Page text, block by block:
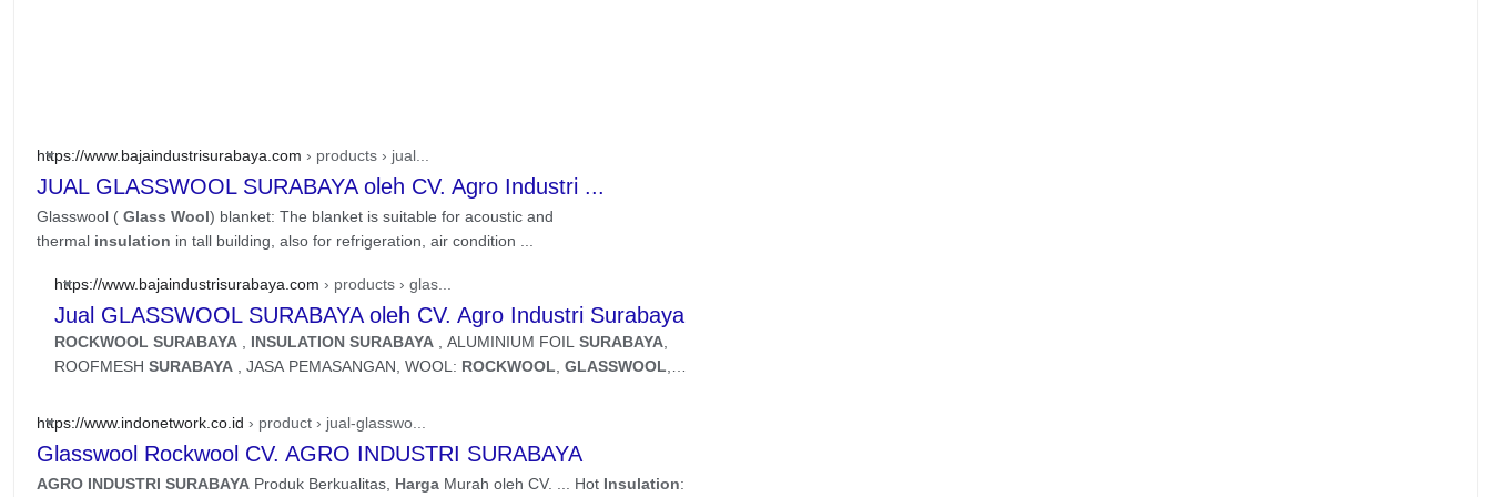
JUAL GLASSWOOL SURABAYA oleh CV. Agro Industri ...
https://www.bajaindustrisurabaya.com › products › jual...
Glasswool ( Glass Wool) blanket: The blanket is suitable for acoustic and
thermal insulation in tall building, also for refrigeration, air condition ...
Jual GLASSWOOL SURABAYA oleh CV. Agro Industri Surabaya
https://www.bajaindustrisurabaya.com › products › glas...
ROCKWOOL SURABAYA INSULATION SURABAYA , ALUMINIUM FOIL SURABAYA
ROOFMESH SURABAYA , JASA PEMASANGAN, WOOL: ROCKWOOL GLASSWOOL
Glasswool Rockwool CV. AGRO INDUSTRI SURABAYA
https://www.indonetwork.co.id › product › jual-glasswo...
AGRO INDUSTRI SURABAYA Produk Berkualitas, Harga Murah oleh CV. ... Hot Insulation: